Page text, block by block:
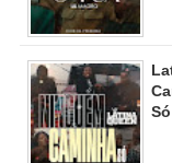
Só